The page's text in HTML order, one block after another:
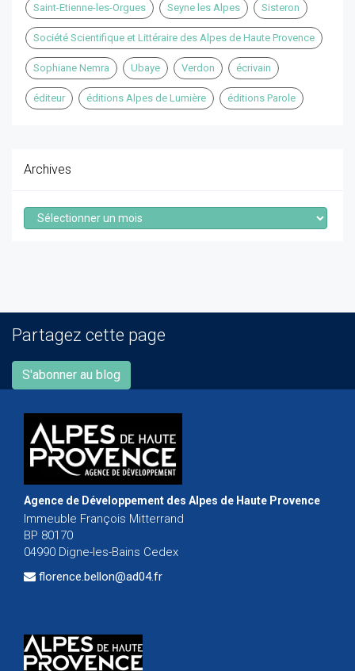
Saint-Etienne-les-Orgues Seyne les Alpes Sisteron
Société Scientifique et Littéraire des Alpes de Haute Provence
Sophiane Nemra Ubaye Verdon écrivain
éditeur éditions Alpes de Lumière éditions Parole
Archives
Archives
Partagez cette page
S'abonner au blog
Agence de Développement des Alpes de Haute Provence
Immeuble François Mitterrand
BP 80170
04990 Digne-les-Bains Cedex
florence.bellon@ad04.fr